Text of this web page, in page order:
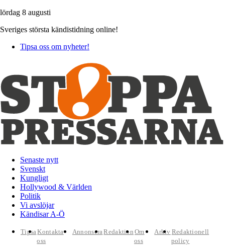
lördag 8 augusti
Sveriges största kändistidning online!
Tipsa oss om nyheter!
Senaste nytt
Svenskt
Kungligt
Hollywood & Världen
Politik
Vi avslöjar
Kändisar A-Ö
TipsaKontakta
oss
AnnonseraRedaktion Om
oss
Arkiv Redaktionell
policy